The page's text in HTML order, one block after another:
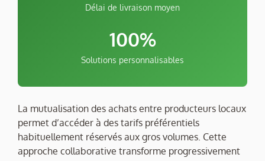
Délai de livraison moyen
100%
Solutions personnalisables
La mutualisation des achats entre producteurs locaux
permet d’accéder à des tarifs préférentiels
habituellement réservés aux gros volumes. Cette
approche collaborative transforme progressivement